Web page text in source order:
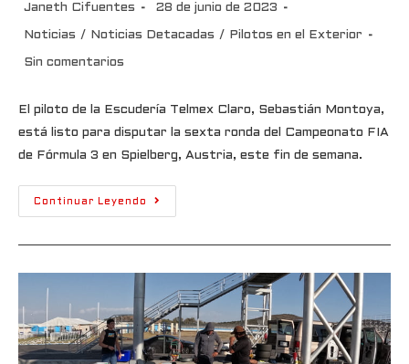
Janeth Cifuentes 28 de junio de 2023
Noticias / Noticias Detacadas / Pilotos en el Exterior
Sin comentarios
El piloto de la Escudería Telmex Claro, Sebastián Montoya,
está listo para disputar la sexta ronda del Campeonato FIA
de Fórmula 3 en Spielberg, Austria, este fin de semana.
Continuar Leyendo